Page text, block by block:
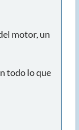
motor, un
todo lo que